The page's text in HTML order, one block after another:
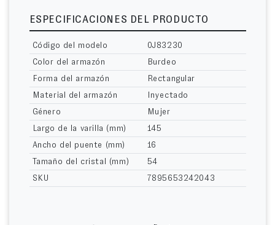
ESPECIFICACIONES DEL PRODUCTO
Código del modelo
0J83230
Color del armazón
Burdeo
Forma del armazón
Rectangular
Material del armazón
Inyectado
Género
Mujer
Largo de la varilla (mm)
145
Ancho del puente (mm)
16
Tamaño del cristal (mm)
54
SKU
7895653242043